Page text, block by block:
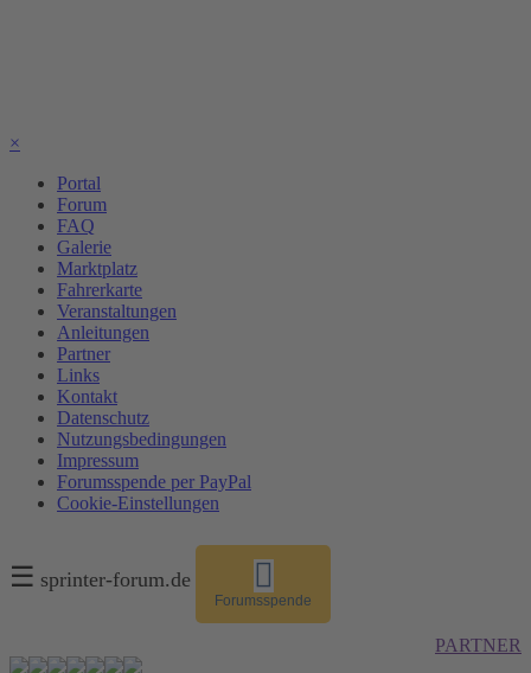
×
Portal
Forum
FAQ
Galerie
Marktplatz
Fahrerkarte
Veranstaltungen
Anleitungen
Partner
Links
Kontakt
Datenschutz
Nutzungsbedingungen
Impressum
Forumsspende per PayPal
Cookie-Einstellungen
☰ sprinter-forum.de
Forumsspende
PARTNER